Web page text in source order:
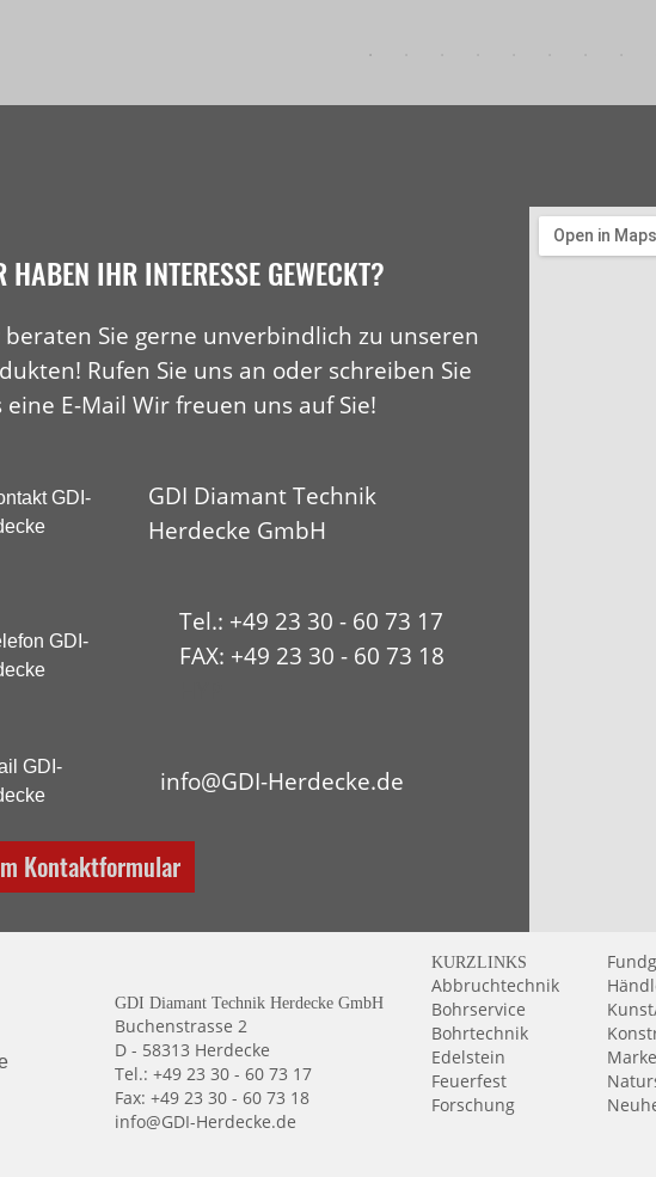
HABEN IHR INTERESSE GEWECKT?
Sie gerne unverbindlich zu unseren
Rufen Sie uns an oder schreiben Sie
eine E-Mail Wir freuen uns auf Sie!
GDI Diamant Technik
Herdecke GmbH
Tel.: +49 23 30 - 60 73 17
FAX: +49 23 30 - 60 73 18
info@GDI-Herdecke.de
Kontaktformular
GDI Diamant Technik Herdecke GmbH
Buchenstrasse 2
D - 58313 Herdecke
Tel.: +49 23 30 - 60 73 17
Fax: +49 23 30 - 60 73 18
info@GDI-Herdecke.de
KURZLINKS
Abbruchtechnik
Bohrservice
Bohrtechnik
Edelstein
Feuerfest
Forschung